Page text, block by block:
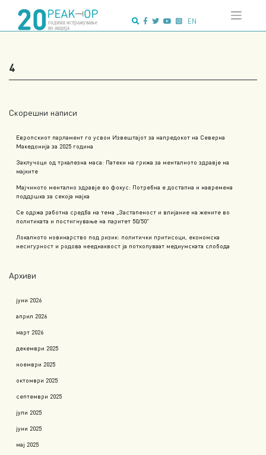
content
EN
4
Скорешни написи
Европскиот парламент го усвои Извештајот за напредокот на Северна
Македонија за 2025 година
Заклучоци од тркалезна маса: Патеки на грижа за менталното здравје на
мајките
Мајчиното ментално здравје во фокус: Потребна е достапна и навремена
поддршка за секоја мајка
Се одржа работна средба на тема „Застапеност и влијание на жените во
политиката и постигнување на паритет 50/50“
Локалното новинарство под ризик: политички притисоци, економска
несигурност и родова нееднаквост ја поткопуваат медиумската слобода
Архиви
јуни 2026
април 2026
март 2026
декември 2025
ноември 2025
октомври 2025
септември 2025
јули 2025
јуни 2025
мај 2025